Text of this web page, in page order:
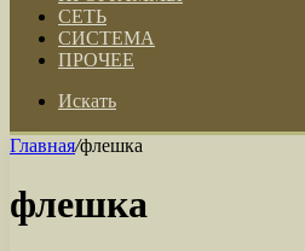
СЕТЬ
СИСТЕМА
ПРОЧЕЕ
Искать
Главная/флешка
флешка